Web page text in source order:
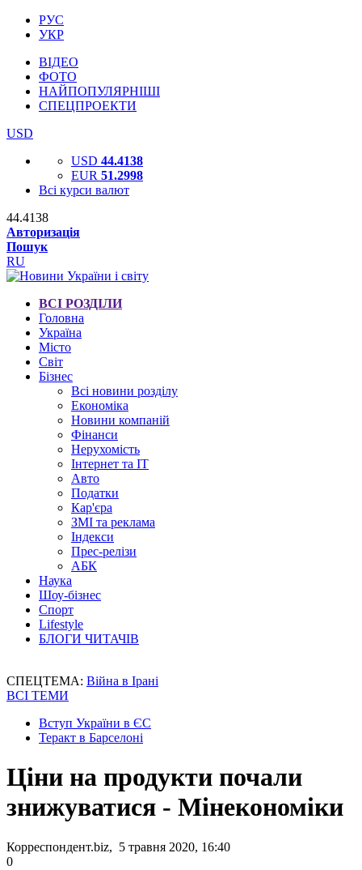
РУС
УКР
ВІДЕО
ФОТО
НАЙПОПУЛЯРНІШІ
СПЕЦПРОЕКТИ
USD
USD 44.4138
EUR 51.2998
Всі курси валют
44.4138
Авторизація
Пошук
RU
ВСІ РОЗДІЛИ
Головна
Україна
Місто
Світ
Бізнес
Всі новини розділу
Економіка
Новини компаній
Фінанси
Нерухомість
Інтернет та IT
Авто
Податки
Кар'єра
ЗМІ та реклама
Індекси
Прес-релізи
АБК
Наука
Шоу-бізнес
Спорт
Lifestyle
БЛОГИ ЧИТАЧІВ
СПЕЦТЕМА: Війна в Ірані
ВСІ ТЕМИ
Вступ України в ЄС
Теракт в Барселоні
Ціни на продукти почали
знижуватися - Мінекономіки
Корреспондент.biz, 5 травня 2020, 16:40
0